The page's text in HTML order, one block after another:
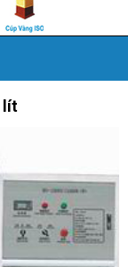
lít